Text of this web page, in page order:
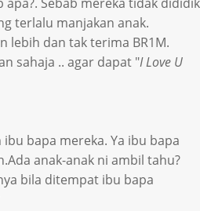
terlalu manjakan anak.
lebih dan tak terima BR1M.
sahaja .. agar dapat "I Love U
bapa mereka. Ya ibu bapa
anak-anak ni ambil tahu?
bila ditempat ibu bapa